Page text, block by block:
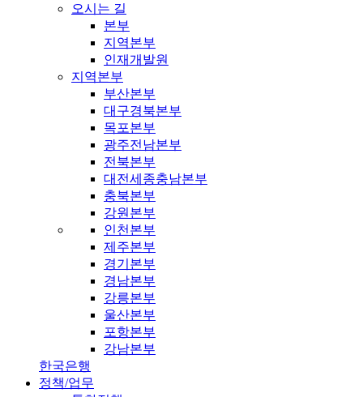
오시는 길
본부
지역본부
인재개발원
지역본부
부산본부
대구경북본부
목포본부
광주전남본부
전북본부
대전세종충남본부
충북본부
강원본부
인천본부
제주본부
경기본부
경남본부
강릉본부
울산본부
포항본부
강남본부
한국은행
정책/업무